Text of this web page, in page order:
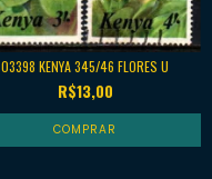
03398 KENYA 345/46 FLORES U
R$13,00